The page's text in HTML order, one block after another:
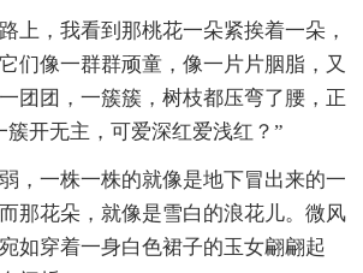
上，我看到那桃花一朵紧挨着一朵，
们像一群群顽童，像一片片胭脂，又
团团，一簇簇，树枝都压弯了腰，正
簇开无主，可爱深红爱浅红？”
，一株一株的就像是地下冒出来的一
那花朵，就像是雪白的浪花儿。微风
如穿着一身白色裙子的玉女翩翩起